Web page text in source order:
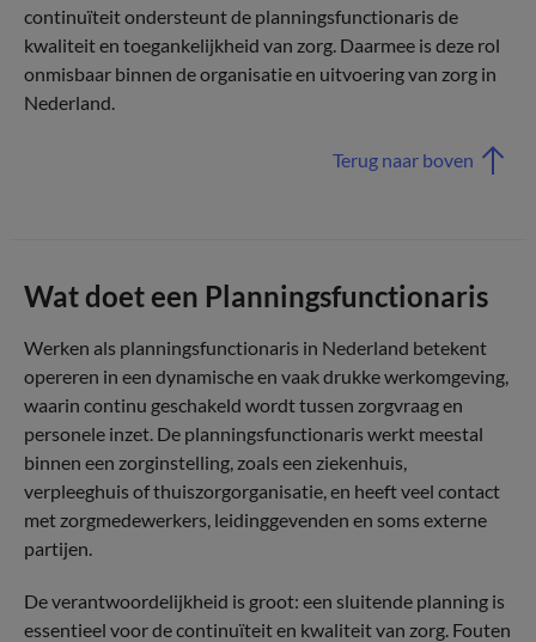
continuïteit ondersteunt de planningsfunctionaris de
kwaliteit en toegankelijkheid van zorg. Daarmee is deze rol
onmisbaar binnen de organisatie en uitvoering van zorg in
Nederland.
Terug naar boven
Wat doet een Planningsfunctionaris
Werken als planningsfunctionaris in Nederland betekent
opereren in een dynamische en vaak drukke werkomgeving,
waarin continu geschakeld wordt tussen zorgvraag en
personele inzet. De planningsfunctionaris werkt meestal
binnen een zorginstelling, zoals een ziekenhuis,
verpleeghuis of thuiszorgorganisatie, en heeft veel contact
met zorgmedewerkers, leidinggevenden en soms externe
partijen.
De verantwoordelijkheid is groot: een sluitende planning is
essentieel voor de continuïteit en kwaliteit van zorg. Fouten